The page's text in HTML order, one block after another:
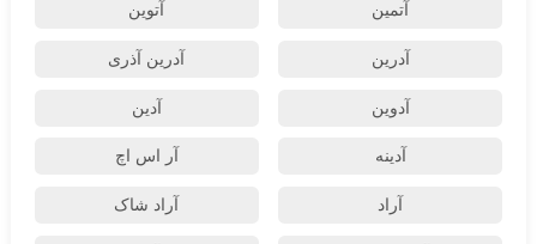
آتمین آتوین
آدرین آدرین آذری
آدوین آدین
آدینه آر اس اچ
آراد آراد شاک